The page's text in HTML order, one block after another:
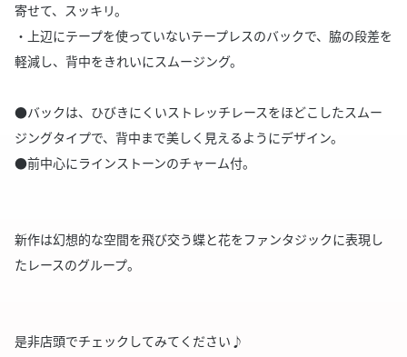
寄せて、スッキリ。
・上辺にテープを使っていないテープレスのバックで、脇の段差を
軽減し、背中をきれいにスムージング。
●バックは、ひびきにくいストレッチレースをほどこしたスムー
ジングタイプで、背中まで美しく見えるようにデザイン。
●前中心にラインストーンのチャーム付。
新作は幻想的な空間を飛び交う蝶と花をファンタジックに表現し
たレースのグループ。
是非店頭でチェックしてみてください♪